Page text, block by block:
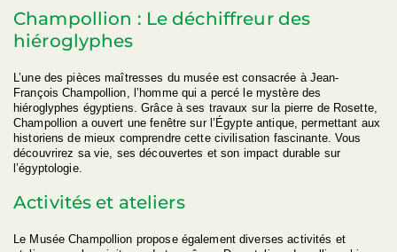
Champollion : Le déchiffreur des
hiéroglyphes
L’une des pièces maîtresses du musée est consacrée à Jean-
François Champollion, l’homme qui a percé le mystère des
hiéroglyphes égyptiens. Grâce à ses travaux sur la pierre de Rosette,
Champollion a ouvert une fenêtre sur l’Égypte antique, permettant aux
historiens de mieux comprendre cette civilisation fascinante. Vous
découvrirez sa vie, ses découvertes et son impact durable sur
l’égyptologie.
Activités et ateliers
Le Musée Champollion propose également diverses activités et